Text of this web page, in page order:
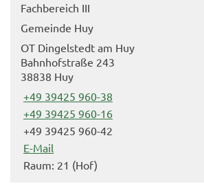
Fachbereich III
Gemeinde Huy
OT Dingelstedt am Huy
Bahnhofstraße 243
38838 Huy
+49 39425 960-38
+49 39425 960-16
+49 39425 960-42
E-Mail
Raum: 21 (Hof)